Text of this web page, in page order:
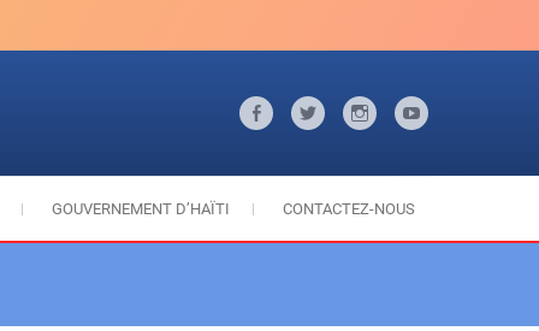
FacebookTwitter InstagramYoutube
GOUVERNEMENT D’HAÏTI CONTACTEZ-NOUS